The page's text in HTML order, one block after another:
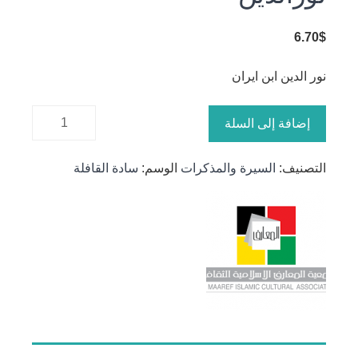
6.70$
نور الدين ابن ايران
إضافة إلى السلة
التصنيف: السيرة والمذكرات الوسم: سادة القافلة